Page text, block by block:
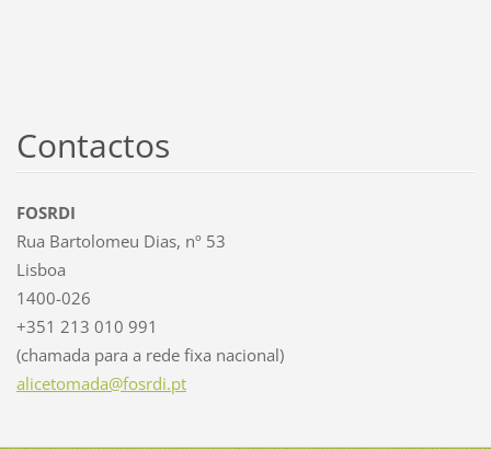
Contactos
FOSRDI
Rua Bartolomeu Dias, nº 53
Lisboa
1400-026
+351 213 010 991
(chamada para a rede fixa nacional)
alicetomada@fosrdi.pt